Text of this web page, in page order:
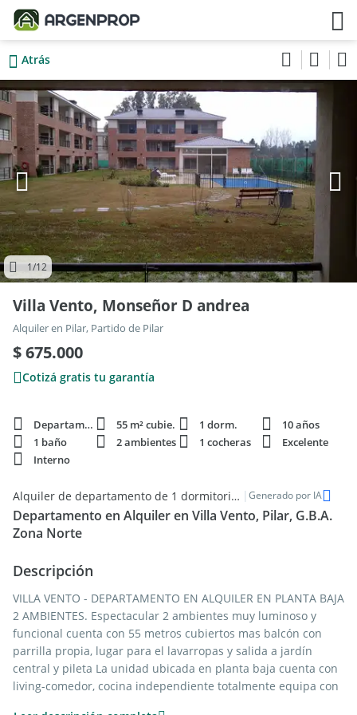
Atrás
1/12
Villa Vento, Monseñor D andrea
Alquiler en Pilar, Partido de Pilar
$ 675.000
Cotizá gratis tu garantía
Departamento 55 m² cubie. 1 dorm.
10 años
1 baño
2 ambientes 1 cocheras
Excelente
Interno
Alquiler de departamento de 1 dormitorio en Villa Vento, Pilar | Generado por IA
Departamento en Alquiler en Villa Vento, Pilar, G.B.A.
Zona Norte
Descripción
VILLA VENTO - DEPARTAMENTO EN ALQUILER EN PLANTA BAJA
2 AMBIENTES. Espectacular 2 ambientes muy luminoso y
funcional cuenta con 55 metros cubiertos mas balcón con
parrilla propia, lugar para el lavarropas y salida a jardín
central y pileta La unidad ubicada en planta baja cuenta con
living-comedor, cocina independiente totalmente equipa con